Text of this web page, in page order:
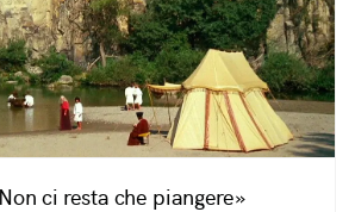
ci resta che piangere»